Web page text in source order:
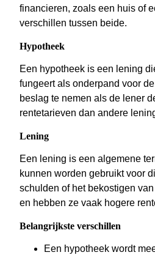
financieren, zoals een huis of
verschillen tussen beide.
Hypotheek
Een hypotheek is een lening
fungeert als onderpand voor
beslag te nemen als de lener
rentetarieven dan andere
Lening
Een lening is een algemene
kunnen worden gebruikt voor
schulden of het bekostigen
en hebben ze vaak hogere
Belangrijkste verschillen
Een hypotheek wordt